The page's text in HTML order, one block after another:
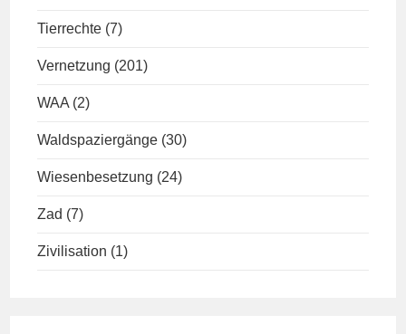
Tierrechte (7)
Vernetzung (201)
WAA (2)
Waldspaziergänge (30)
Wiesenbesetzung (24)
Zad (7)
Zivilisation (1)